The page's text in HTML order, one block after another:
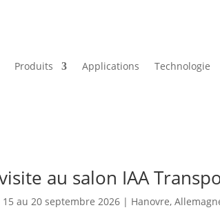
Produits Applications Technologie
au salon IAA
15 au 20 septembre 2026 | Hanovre,